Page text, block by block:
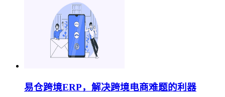
易仓跨境ERP，解决跨境电商难题的利器